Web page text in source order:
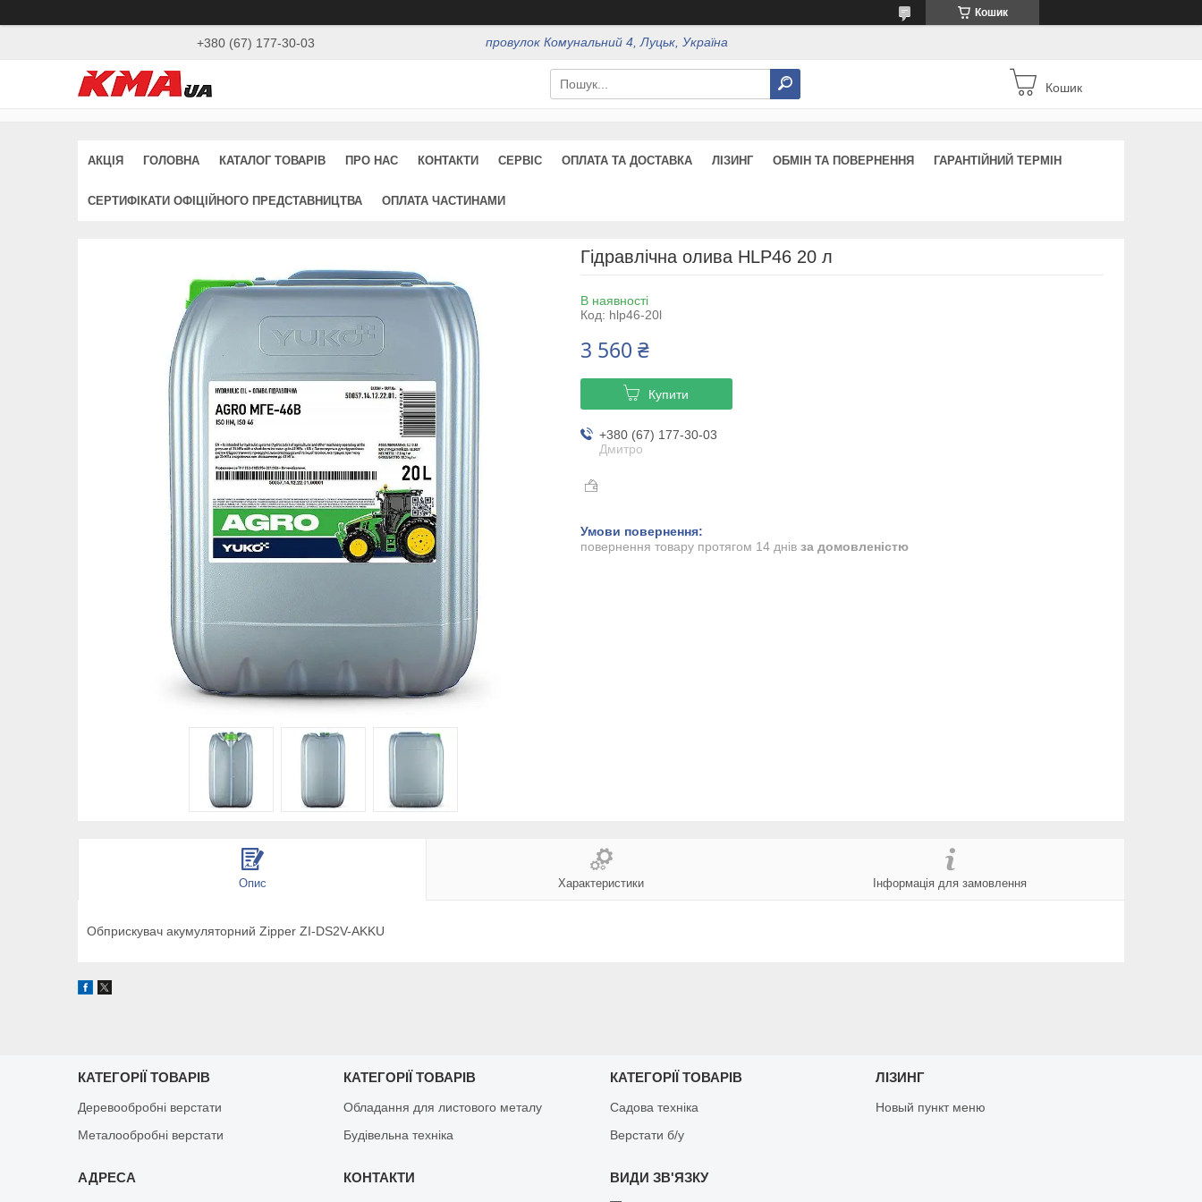
Кошик
+380 (67) 177-30-03 провулок Комунальний 4, Луцьк, Україна
Кошик
АКЦІЯ ГОЛОВНА КАТАЛОГ ТОВАРІВ ПРО НАС КОНТАКТИ СЕРВІС ОПЛАТА ТА ДОСТАВКА ЛІЗИНГ ОБМІН ТА ПОВЕРНЕННЯ ГАРАНТІЙНИЙ ТЕРМІН
СЕРТИФІКАТИ ОФІЦІЙНОГО ПРЕДСТАВНИЦТВА ОПЛАТА ЧАСТИНАМИ
Гідравлічна олива HLP46 20 л
В наявності
Код: hlp46-20l
3 560 ₴
Купити
+380 (67) 177-30-03
Дмитро
повернення товару протягом 14 днів за домовленістю
Опис Характеристики Інформація для замовлення
Обприскувач акумуляторний Zipper ZI-DS2V-AKKU
КАТЕГОРІЇ ТОВАРІВ
Деревообробні верстати
Металообробні верстати
КАТЕГОРІЇ ТОВАРІВ
Обладання для листового металу
Будівельна техніка
КАТЕГОРІЇ ТОВАРІВ
Садова техніка
Верстати б/у
ЛІЗИНГ
Новый пункт меню